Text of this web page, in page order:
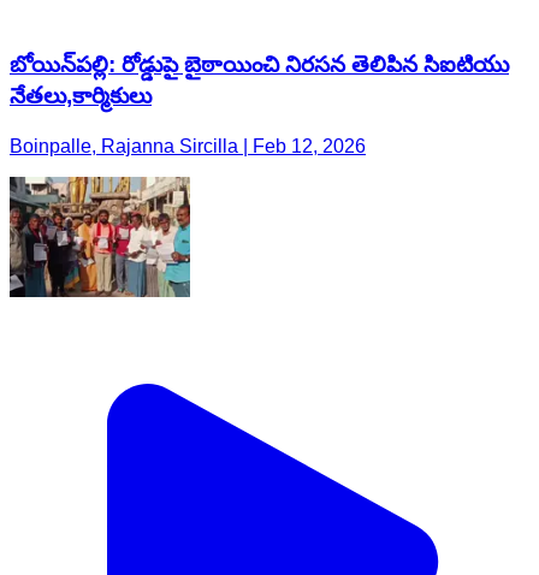
బోయిన్‌పల్లి: రోడ్డుపై బైఠాయించి నిరసన తెలిపిన సిఐటియు
నేతలు,కార్మికులు
Boinpalle, Rajanna Sircilla | Feb 12, 2026